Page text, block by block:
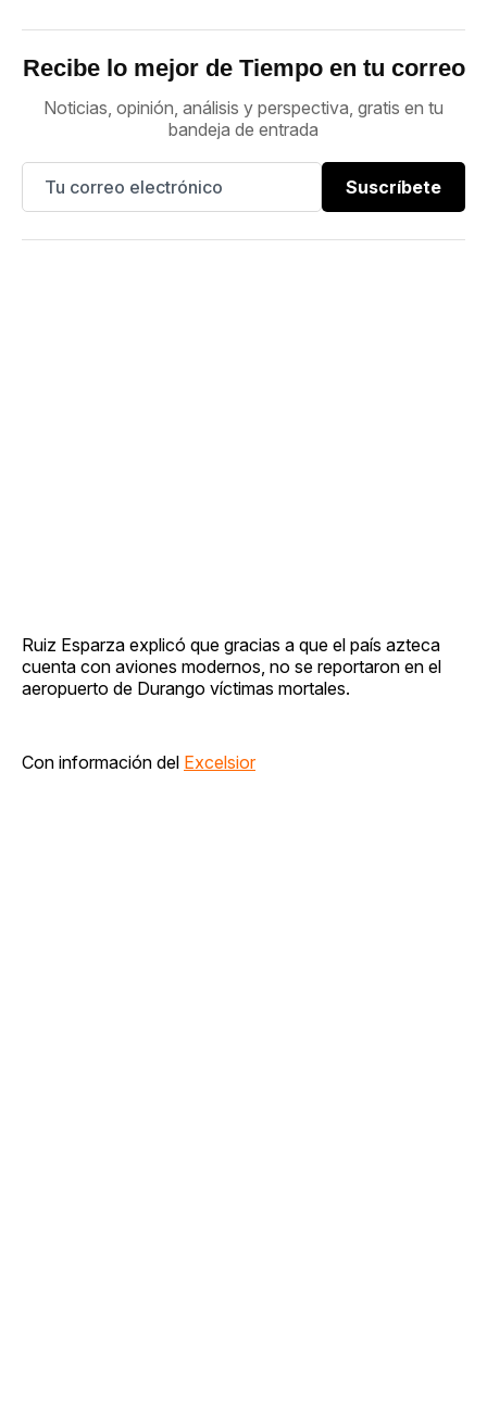
Recibe lo mejor de Tiempo en tu correo
Noticias, opinión, análisis y perspectiva, gratis en tu
bandeja de entrada
Suscríbete
Ruiz Esparza explicó que gracias a que el país azteca
cuenta con aviones modernos, no se reportaron en el
aeropuerto de Durango víctimas mortales.
Con información del Excelsior